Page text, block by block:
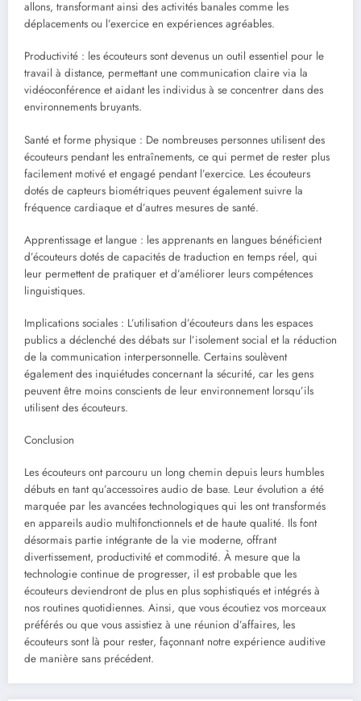
allons, transformant ainsi des activités banales comme les
déplacements ou l’exercice en expériences agréables.
Productivité : les écouteurs sont devenus un outil essentiel pour le
travail à distance, permettant une communication claire via la
vidéoconférence et aidant les individus à se concentrer dans des
environnements bruyants.
Santé et forme physique : De nombreuses personnes utilisent des
écouteurs pendant les entraînements, ce qui permet de rester plus
facilement motivé et engagé pendant l’exercice. Les écouteurs
dotés de capteurs biométriques peuvent également suivre la
fréquence cardiaque et d’autres mesures de santé.
Apprentissage et langue : les apprenants en langues bénéficient
d’écouteurs dotés de capacités de traduction en temps réel, qui
leur permettent de pratiquer et d’améliorer leurs compétences
linguistiques.
Implications sociales : L’utilisation d’écouteurs dans les espaces
publics a déclenché des débats sur l’isolement social et la réduction
de la communication interpersonnelle. Certains soulèvent
également des inquiétudes concernant la sécurité, car les gens
peuvent être moins conscients de leur environnement lorsqu’ils
utilisent des écouteurs.
Conclusion
Les écouteurs ont parcouru un long chemin depuis leurs humbles
débuts en tant qu’accessoires audio de base. Leur évolution a été
marquée par les avancées technologiques qui les ont transformés
en appareils audio multifonctionnels et de haute qualité. Ils font
désormais partie intégrante de la vie moderne, offrant
divertissement, productivité et commodité. À mesure que la
technologie continue de progresser, il est probable que les
écouteurs deviendront de plus en plus sophistiqués et intégrés à
nos routines quotidiennes. Ainsi, que vous écoutiez vos morceaux
préférés ou que vous assistiez à une réunion d’affaires, les
écouteurs sont là pour rester, façonnant notre expérience auditive
de manière sans précédent.